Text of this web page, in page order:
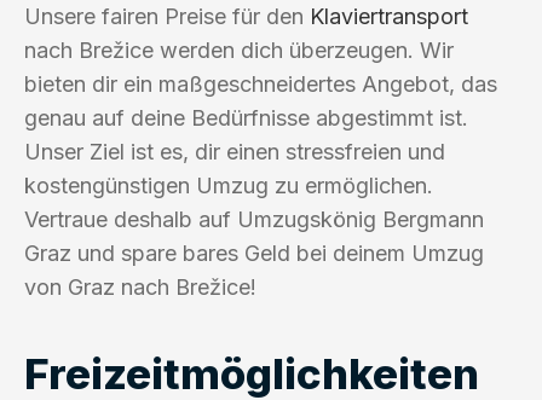
Unsere fairen Preise für den Klaviertransport
nach Brežice werden dich überzeugen. Wir
bieten dir ein maßgeschneidertes Angebot, das
genau auf deine Bedürfnisse abgestimmt ist.
Unser Ziel ist es, dir einen stressfreien und
kostengünstigen Umzug zu ermöglichen.
Vertraue deshalb auf Umzugskönig Bergmann
Graz und spare bares Geld bei deinem Umzug
von Graz nach Brežice!
Freizeitmöglichkeiten